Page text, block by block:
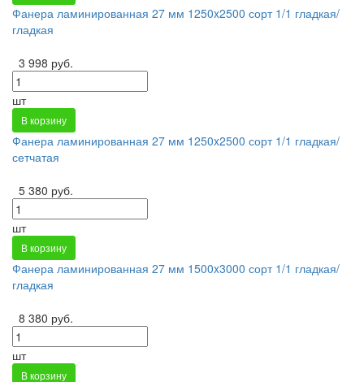
Фанера ламинированная 27 мм 1250x2500 сорт 1/1 гладкая/
гладкая
3 998 руб.
шт
В корзину
Фанера ламинированная 27 мм 1250x2500 сорт 1/1 гладкая/
сетчатая
5 380 руб.
шт
В корзину
Фанера ламинированная 27 мм 1500x3000 сорт 1/1 гладкая/
гладкая
8 380 руб.
шт
В корзину